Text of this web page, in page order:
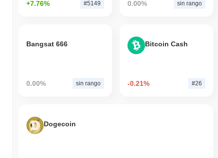
+7.76% #5149 0.00% sin rango
Bangsat 666
0.00% sin rango
Bitcoin Cash
-0.21% #26
Dogecoin